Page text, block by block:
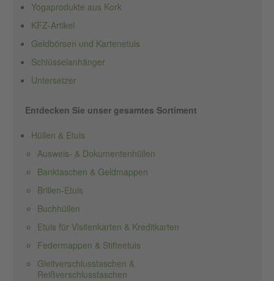
Yogaprodukte aus Kork
KFZ-Artikel
Geldbörsen und Kartenetuis
Schlüsselanhänger
Untersetzer
Entdecken Sie unser gesamtes Sortiment
Hüllen & Etuis
Ausweis- & Dokumentenhüllen
Banktaschen & Geldmappen
Brillen-Etuis
Buchhüllen
Etuis für Visitenkarten & Kreditkarten
Federmappen & Stifteetuis
Gleitverschlusstaschen &
Reißverschlusstaschen